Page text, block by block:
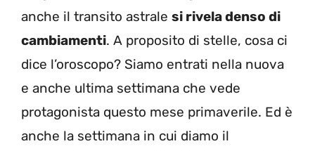
anche il transito astrale si rivela denso di
cambiamenti. A proposito di stelle, cosa ci
dice l’oroscopo? Siamo entrati nella nuova
e anche ultima settimana che vede
protagonista questo mese primaverile. Ed è
anche la settimana in cui diamo il